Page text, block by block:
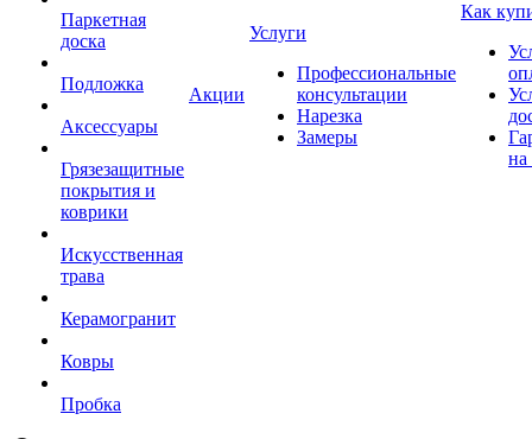
Паркетная
доска
Подложка
Аксессуары
Грязезащитные
покрытия и
коврики
Искусственная
трава
Керамогранит
Ковры
Пробка
Акции
Услуги
Профессиональные
консультации
Нарезка
Замеры
Как
на